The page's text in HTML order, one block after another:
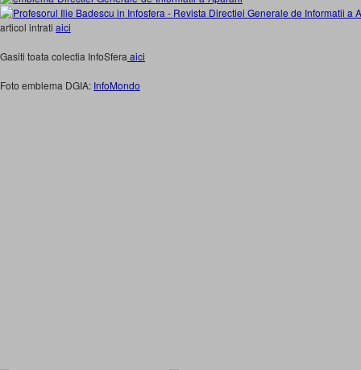
articol intrati aici
Gasiti toata colectia InfoSfera aici
Foto emblema DGIA: InfoMondo